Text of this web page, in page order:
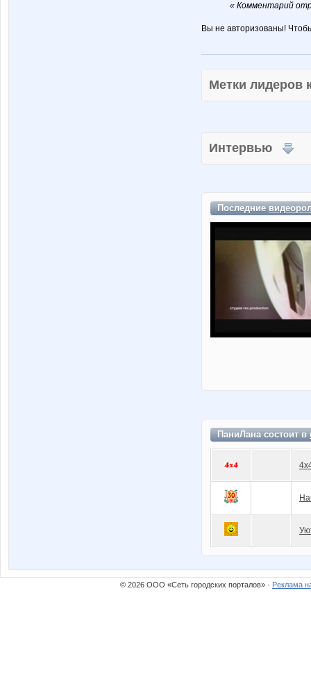
« Комментарий
Вы не авторизованы!
Метки
Интервью
Последние
ПаниЛана состоит в
© 2026 ООО «Сеть городских порталов» · Реклама